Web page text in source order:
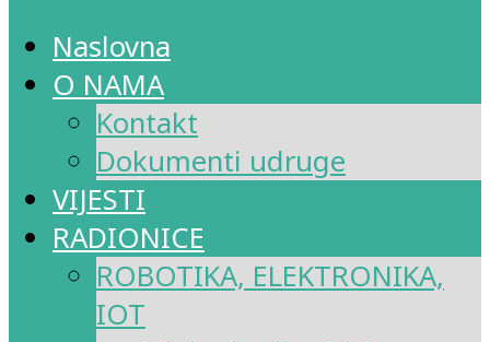
Naslovna
O NAMA
Kontakt
Dokumenti udruge
VIJESTI
RADIONICE
ROBOTIKA, ELEKTRONIKA,
IOT